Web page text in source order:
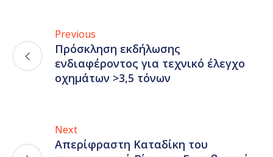
Previous
Πρόσκληση εκδήλωσης
ενδιαφέροντος για τεχνικό έλεγχο
οχημάτων >3,5 τόνων
Next
Απερίφραστη Καταδίκη του